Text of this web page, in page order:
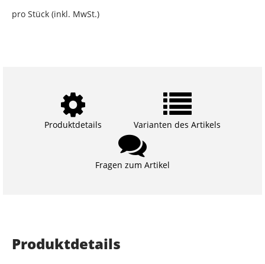
pro Stück (inkl. MwSt.)
Produktdetails Varianten des Artikels
Fragen zum Artikel
Produktdetails